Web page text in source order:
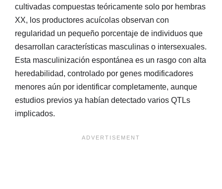
cultivadas compuestas teóricamente solo por hembras
XX, los productores acuícolas observan con
regularidad un pequeño porcentaje de individuos que
desarrollan características masculinas o intersexuales.
Esta masculinización espontánea es un rasgo con alta
heredabilidad, controlado por genes modificadores
menores aún por identificar completamente, aunque
estudios previos ya habían detectado varios QTLs
implicados.